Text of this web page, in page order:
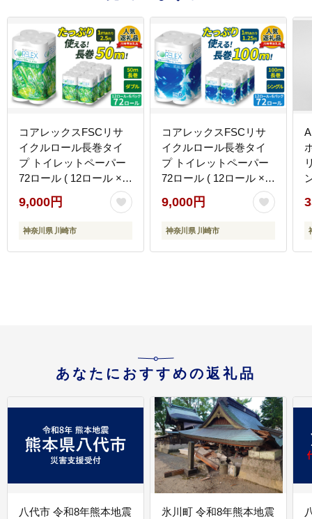
コアレックスFSCリサ
イクルロール長巻タイ
プ トイレットペーパー
72ロール ( 12ロール × 6
パック ) ダブル 50m
9,000円
神奈川県 川崎市
コアレックスFSCリサ
イクルロール長巻タイ
プ トイレットペーパー
72ロール ( 12ロール × 6
パック ) シングル100m
9,000円
神奈川県 川崎市
あなたにおすすめの返礼品
八代市 令和8年熊本地震
氷川町 令和8年熊本地震